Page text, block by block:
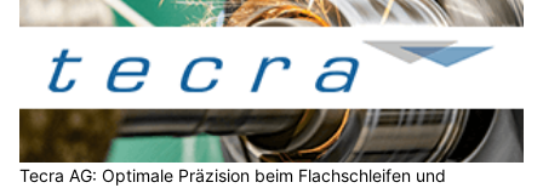
Tecra AG: Optimale Präzision beim Flachschleifen und